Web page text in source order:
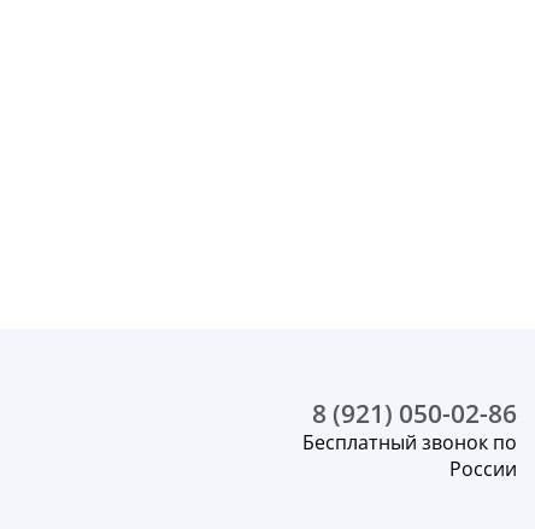
8 (921) 050-02-86
Бесплатный звонок по
России